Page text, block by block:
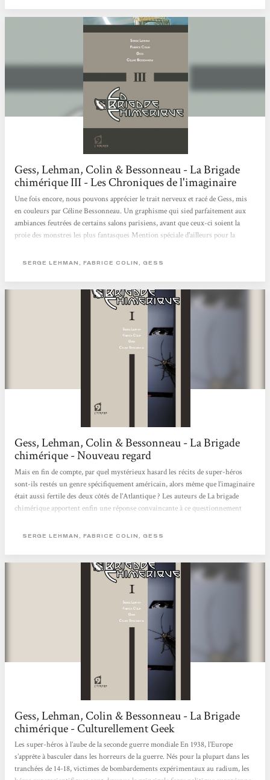
Gess, Lehman, Colin & Bessonneau - La Brigade
chimérique III - Les Chroniques de l'imaginaire
Une fois encore, nous pouvons apprécier le trait nerveux et racé de Gess, mis
en couleurs par Céline Bessonneau. Un graphisme qui sied parfaitement aux
ambiances feutrées de certains salons parisiens, avant que ceux-ci soient la
proie des monstres les plus fantasques Mention spéciale d'ailleurs pour la
qui illumine la tour Eiffel, la seule encore disponible dans toute la ville
de la BD : une chose est agréable : l'originalité est bien...
SERGE LEHMAN, FABRICE COLIN, GESS
Gess, Lehman, Colin & Bessonneau - La Brigade
chimérique - Nouveau regard
Mais en fin de compte, par quel mystérieux hasard les récits de super-héros
sont-ils restés un genre spécifiquement américain, alors même que l’imaginaire
était aussi fertile des deux côtés de l’Atlantique ? Les auteurs de La brigade
chimérique apportent enfin une réponse convaincante à ce questionnement
et en expliquant pourquoi ils ont disparu à l’issue de la Deuxième Guerre
SERGE LEHMAN, FABRICE COLIN, GESS
Gess, Lehman, Colin & Bessonneau - La Brigade
chimérique - Culturellement Geek
Les super-héros à l’aube de la seconde guerre mondiale En 1938, l’Europe
s’apprête à basculer dans les horreurs de la guerre. Nés pour la plupart dans les
tranchées de 14-18, victimes de bombardements expérimentaux au radium, les